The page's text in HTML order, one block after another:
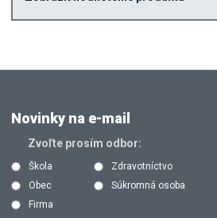
Novinky na e-mail
Zvoľte prosím odbor:
Škola
Zdravotníctvo
Obec
Súkromná osoba
Firma